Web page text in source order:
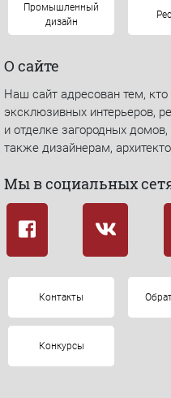
Промышленный
дизайн
О сайте
Наш сайт адресован тем,
эксклюзивных интерьеров,
и отделке загородных домов,
также дизайнерам,
Мы в социальных
Контакты
Конкурсы